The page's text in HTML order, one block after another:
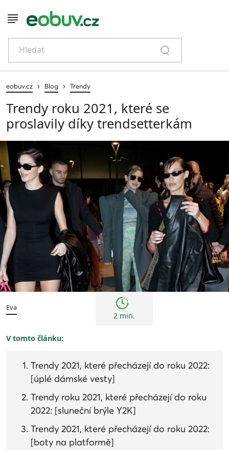
Hledat
eobuv.cz › Blog › Trendy
Trendy roku 2021, které se
proslavily díky trendsetterkám
Trendy
Eva
2 min.
V tomto článku:
Trendy 2021, které přecházejí do roku 2022:
[úplé dámské vesty]
Trendy roku 2021, které přecházejí do roku
2022: [sluneční brýle Y2K]
Trendy 2021, které přecházejí do roku 2022:
[boty na platformě]